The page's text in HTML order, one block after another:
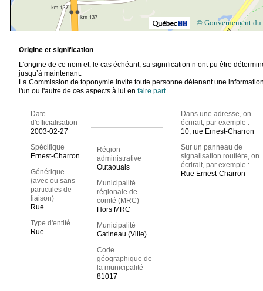
© Gouvernement du
Origine et signification
L'origine de ce nom et, le cas échéant, sa signification n’ont pu être
jusqu’à maintenant.
La Commission de toponymie invite toute personne détenant une
l'un ou l'autre de ces aspects à lui en faire part.
Date
d'officialisation
2003-02-27
Spécifique
Ernest-Charron
Générique
(avec ou sans
particules de
liaison)
Rue
Type d'entité
Rue
Région
administrative
Outaouais
Municipalité
régionale de
comté (MRC)
Hors MRC
Municipalité
Gatineau (Ville)
Code
géographique de
la municipalité
81017
Dans une adresse, on
écrirait, par exemple :
10, rue Ernest-Charron
Sur un panneau de
signalisation routière, on
écrirait, par exemple :
Rue Ernest-Charron